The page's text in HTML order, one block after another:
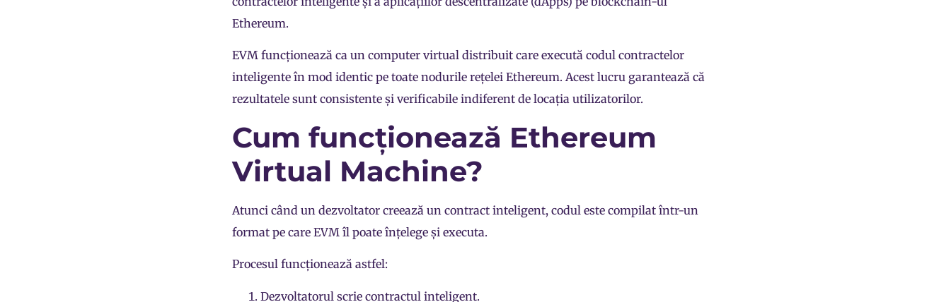
Ethereum.
EVM funcționează ca un computer virtual distribuit care execută codul contractelor
inteligente în mod identic pe toate nodurile rețelei Ethereum. Acest lucru garantează că
rezultatele sunt consistente și verificabile indiferent de locația utilizatorilor.
Cum funcționează Ethereum
Virtual Machine?
Atunci când un dezvoltator creează un contract inteligent, codul este compilat într-un
format pe care EVM îl poate înțelege și executa.
Procesul funcționează astfel:
Dezvoltatorul scrie contractul inteligent.